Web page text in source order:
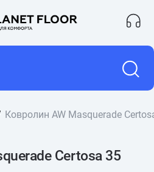
Ковролин AW Masquerade
Certosa 35